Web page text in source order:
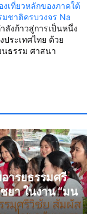
เที่ยวหลักของภาคใต้
ชาติครบวงจร Na
ลังก้าวสู่การเป็นหนึ่ง
ระเทศไทย ด้วย
ธรรม ศาสนา
ารยธรรมศรี
ยา ในงาน “มน